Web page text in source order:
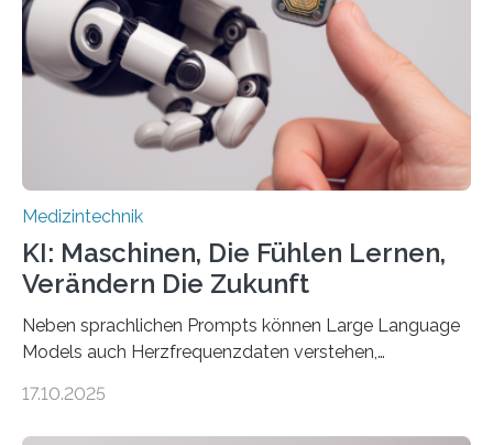
die Entwicklung eines berührungslosen
Assistenzsystems, das den Zustand der Person
kontinuierlich erfasst, pflegende Personen unterstützt
und in Notfällen selbstständig Alarm schlägt. „Die Idee
Medizintechnik
KI: Maschinen, Die Fühlen Lernen,
Verändern Die Zukunft
Neben sprachlichen Prompts können Large Language
Models auch Herzfrequenzdaten verstehen,
haben Dr. Morris Gellisch, ehemals an der Ruhr-
17.10.2025